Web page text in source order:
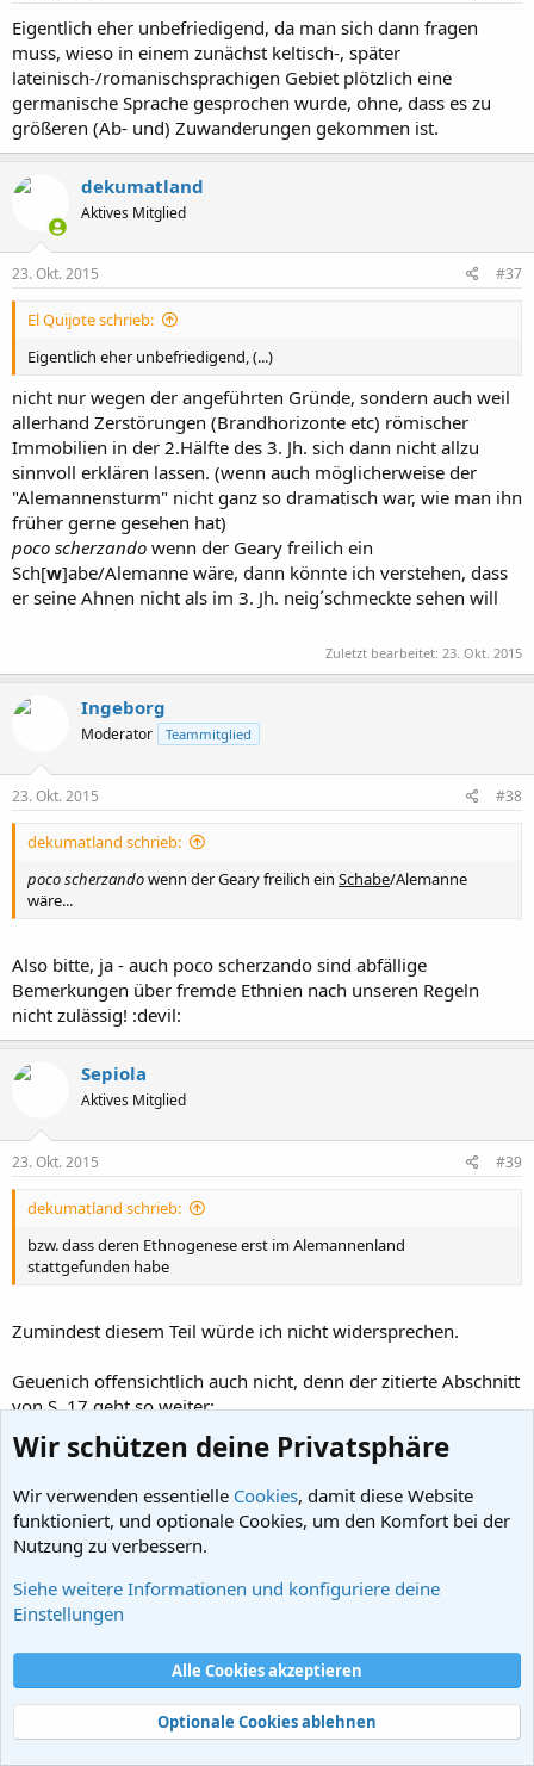
Eigentlich eher unbefriedigend, da man sich dann fragen
muss, wieso in einem zunächst keltisch-, später
lateinisch-/romanischsprachigen Gebiet plötzlich eine
germanische Sprache gesprochen wurde, ohne, dass es zu
größeren (Ab- und) Zuwanderungen gekommen ist.
dekumatland
Aktives Mitglied
23. Okt. 2015 #37
El Quijote schrieb:
Eigentlich eher unbefriedigend, (...)
nicht nur wegen der angeführten Gründe, sondern auch weil
allerhand Zerstörungen (Brandhorizonte etc) römischer
Immobilien in der 2.Hälfte des 3. Jh. sich dann nicht allzu
sinnvoll erklären lassen. (wenn auch möglicherweise der
"Alemannensturm" nicht ganz so dramatisch war, wie man ihn
früher gerne gesehen hat)
poco scherzando wenn der Geary freilich ein
Sch[w]abe/Alemanne wäre, dann könnte ich verstehen, dass
er seine Ahnen nicht als im 3. Jh. neig´schmeckte sehen will
Zuletzt bearbeitet: 23. Okt. 2015
Ingeborg
Moderator Teammitglied
23. Okt. 2015 #38
dekumatland schrieb:
poco scherzandowenn der Geary freilich ein Schabe/Alemanne
wäre...
Also bitte, ja - auch poco scherzando sind abfällige
Bemerkungen über fremde Ethnien nach unseren Regeln
nicht zulässig! :devil:
Sepiola
Aktives Mitglied
23. Okt. 2015 #39
dekumatland schrieb:
bzw. dass deren Ethnogenese erst im Alemannenland
stattgefunden habe
Zumindest diesem Teil würde ich nicht widersprechen.
Geuenich offensichtlich auch nicht, denn der zitierte Abschnitt
von S. 17 geht so weiter:
Da sich aber keine einheitliche, ethnisch-spezifische
"elbgermanische" Bestattungs- oder Beigabensitte erkennen
läßt, und zwar weder im vermuteten Herkunftsgebiet noch im
neuen Siedlungsgebiet, ist die immer wieder anzutreffende
Behauptung, der Stamm der Alemannen habe sich bereits vor
der Völkerwanderung "im Innern Germaniens" gebildet, auch
archäologisch nicht nachweisbar.
Das überkommene Bild von der Wanderung des alemannischen
Volksstammes als mehr oder weniger geschlossener Einheit von
der Elbe bis an den Oberrhein, sollte, da es weder von den
Berichten der schriftlichen Quellen, noch von
Wir schützen deine Privatsphäre
Wir verwenden essentielle Cookies, damit diese Website
funktioniert, und optionale Cookies, um den Komfort bei der
Nutzung zu verbessern.
Siehe weitere Informationen und konfiguriere deine
Einstellungen
Alle Cookies akzeptieren
Optionale Cookies ablehnen